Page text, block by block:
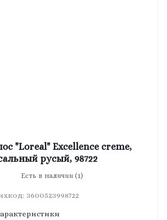
"Loreal" Excellence creme,
русый, 98722
Есть в наличии (1)
3600523998722